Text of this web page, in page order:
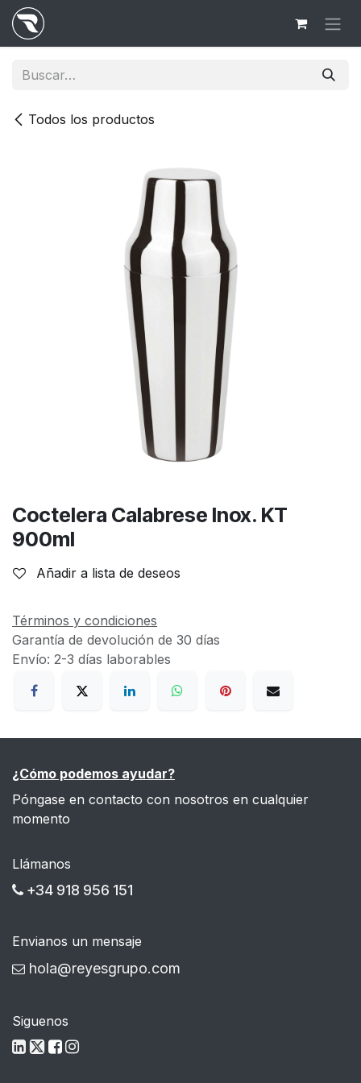
Ir al contenido
Todos los productos
Coctelera Calabrese Inox. KT
900ml
Añadir a lista de deseos
Términos y condiciones
Garantía de devolución de 30 días
Envío: 2-3 días laborables
¿Cómo podemos ayudar?
Póngase en contacto con nosotros en cualquier
momento
Llámanos
+34 918 956 151
Envianos un mensaje
hola@reyesgrupo.com
Siguenos